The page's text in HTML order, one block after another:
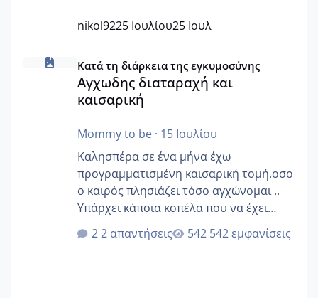
nikol9225 Ιουλίου25 Ιουλ
Αγχωδης διαταραχή και καισαρική
Κατά τη διάρκεια της εγκυμοσύνης
Αγχωδης διαταραχή και
καισαρική
Mommy to be· 15 Ιουλίου
Καλησπέρα σε ένα μήνα έχω
προγραμματισμένη καισαρική τομή.οσο
ο καιρός πλησιάζει τόσο αγχώνομαι ..
Υπάρχει κάποια κοπέλα που να έχει
παρόμοιο ιστορικό να μας πει την
εμπειρία της;Να σημειώσω είναι η
2 απαντήσεις 542 εμφανίσεις